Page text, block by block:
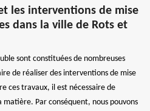
les interventions de mise
dans la ville de Rots et
sont constituées de nombreuses
de réaliser des interventions de mise
ces travaux, il est nécessaire de
Par conséquent, nous pouvons